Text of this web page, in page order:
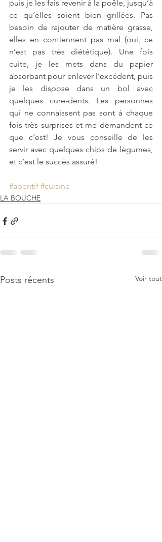
puis je les fais revenir à la poêle, jusqu’à
ce qu’elles soient bien grillées. Pas
besoin de rajouter de matière grasse,
elles en contiennent pas mal (oui, ce
n’est pas très diététique). Une fois
cuite, je les mets dans du papier
absorbant pour enlever l’excédent, puis
je les dispose dans un bol avec
quelques cure-dents. Les personnes
qui ne connaissent pas sont à chaque
fois très surprises et me demandent ce
que c’est! Je vous conseille de les
servir avec quelques chips de légumes,
et c’est le succès assuré!
#aperitif #cuisine
LA BOUCHE
Posts récents Voir tout